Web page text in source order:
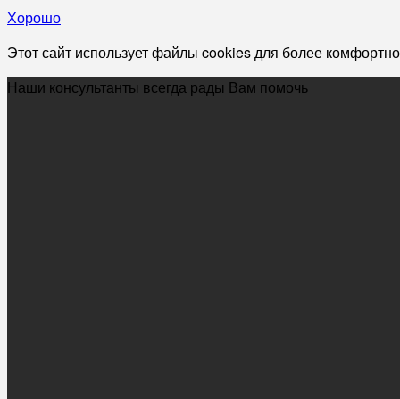
Хорошо
Этот сайт использует файлы cookies для более
Наши консультанты всегда рады Вам помочь